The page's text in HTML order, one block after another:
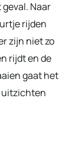
Naar
rijden
zijn niet zo
rijdt en de
gaat het
uitzichten